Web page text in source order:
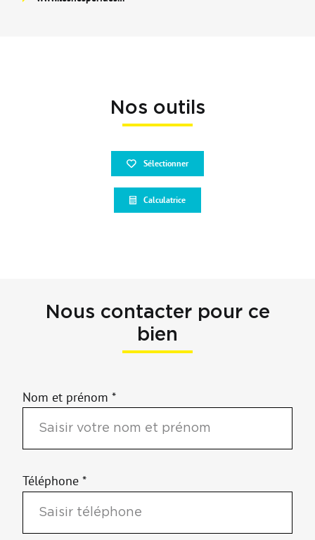
Nos outils
Sélectionner
Calculatrice
Nous contacter pour ce
bien
Nom et prénom *
Téléphone *